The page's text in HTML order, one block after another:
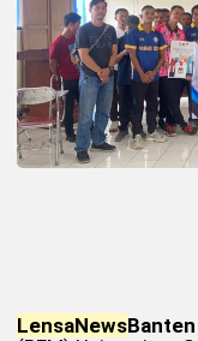
LensaNewsBanten